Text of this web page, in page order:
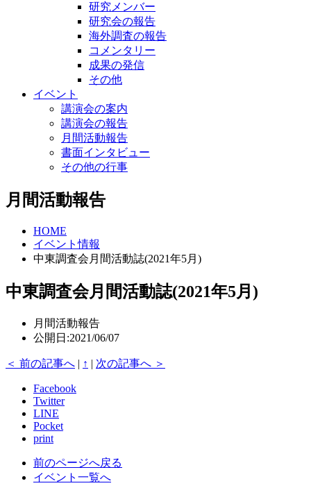
研究メンバー
研究会の報告
海外調査の報告
コメンタリー
成果の発信
その他
イベント
講演会の案内
講演会の報告
月間活動報告
書面インタビュー
その他の行事
月間活動報告
HOME
イベント情報
中東調査会月間活動誌(2021年5月)
中東調査会月間活動誌(2021年5月)
月間活動報告
公開日:2021/06/07
＜ 前の記事へ | ↑ | 次の記事へ ＞
Facebook
Twitter
LINE
Pocket
print
前のページへ戻る
イベント一覧へ